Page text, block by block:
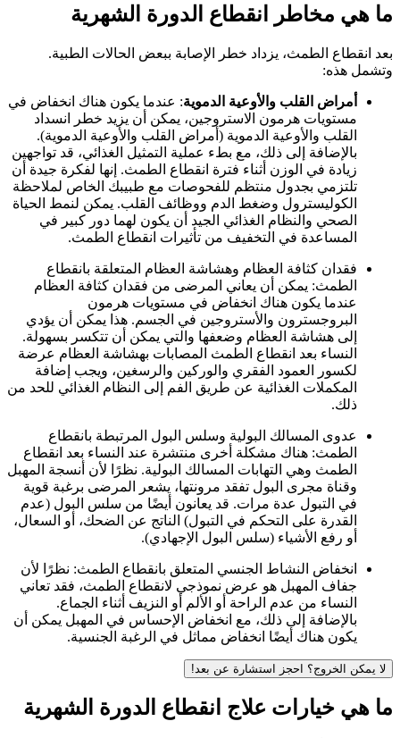
ما هي مخاطر انقطاع الدورة الشهرية
بعد انقطاع الطمث، يزداد خطر الإصابة ببعض الحالات الطبية.
وتشمل هذه:
أمراض القلب والأوعية الدموية: عندما يكون هناك انخفاض في
مستويات هرمون الاستروجين، يمكن أن يزيد خطر انسداد
القلب والأوعية الدموية (أمراض القلب والأوعية الدموية).
بالإضافة إلى ذلك، مع بطء عملية التمثيل الغذائي، قد تواجهين
زيادة في الوزن أثناء فترة انقطاع الطمث. إنها لفكرة جيدة أن
تلتزمي بجدول منتظم للفحوصات مع طبيبك الخاص لملاحظة
الكوليسترول وضغط الدم ووظائف القلب. يمكن لنمط الحياة
الصحي والنظام الغذائي الجيد أن يكون لهما دور كبير في
المساعدة في التخفيف من تأثيرات انقطاع الطمث.
فقدان كثافة العظام وهشاشة العظام المتعلقة بانقطاع
الطمث: يمكن أن يعاني المرضى من فقدان كثافة العظام
عندما يكون هناك انخفاض في مستويات هرمون
البروجسترون والأستروجين في الجسم. هذا يمكن أن يؤدي
إلى هشاشة العظام وضعفها والتي يمكن أن تتكسر بسهولة.
النساء بعد انقطاع الطمث المصابات بهشاشة العظام عرضة
لكسور العمود الفقري والوركين والرسغين، ويجب إضافة
المكملات الغذائية عن طريق الفم إلى النظام الغذائي للحد من
ذلك.
عدوى المسالك البولية وسلس البول المرتبطة بانقطاع
الطمث: هناك مشكلة أخرى منتشرة عند النساء بعد انقطاع
الطمث وهي التهابات المسالك البولية. نظرًا لأن أنسجة المهبل
وقناة مجرى البول تفقد مرونتها، يشعر المرضى برغبة قوية
في التبول عدة مرات. قد يعانون أيضًا من سلس البول (عدم
القدرة على التحكم في التبول) الناتج عن الضحك، أو السعال،
أو رفع الأشياء (سلس البول الإجهادي).
انخفاض النشاط الجنسي المتعلق بانقطاع الطمث: نظرًا لأن
جفاف المهبل هو عرض نموذجي لانقطاع الطمث، فقد تعاني
النساء من عدم الراحة أو الألم أو النزيف أثناء الجماع.
بالإضافة إلى ذلك، مع انخفاض الإحساس في المهبل يمكن أن
يكون هناك أيضًا انخفاض مماثل في الرغبة الجنسية.
لا يمكن الخروج؟ احجز استشارة عن بعد!
ما هي خيارات علاج انقطاع الدورة الشهرية